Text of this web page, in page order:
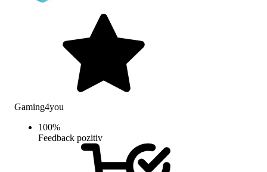
Gaming4you
100%
Feedback pozitiv